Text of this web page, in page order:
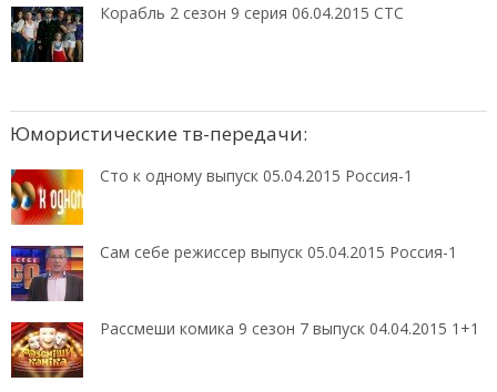
Корабль 2 сезон 9 серия 06.04.2015 СТС
Юмористические тв-передачи:
Сто к одному выпуск 05.04.2015 Россия-1
Сам себе режиссер выпуск 05.04.2015 Россия-1
Рассмеши комика 9 сезон 7 выпуск 04.04.2015 1+1